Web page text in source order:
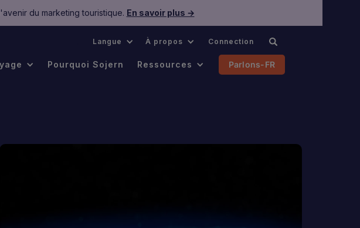
du marketing touristique. En savoir plus →
Langue À propos Connection
Pourquoi Sojern Ressources Parlons-FR